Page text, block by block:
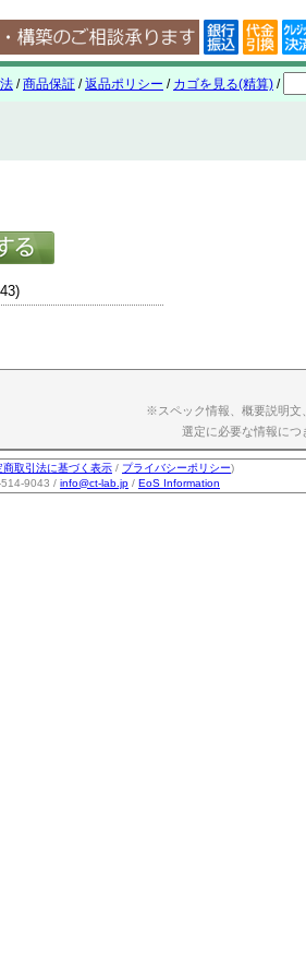
/商品保証 /返品ポリシー / カゴを見る(精算) /
※スペック情報、概要説明文
選定に必要な情報につ
商取引法に基づく表示 / プライバシーポリシー)
514-9043 / info@ct-lab.jp / EoS Information